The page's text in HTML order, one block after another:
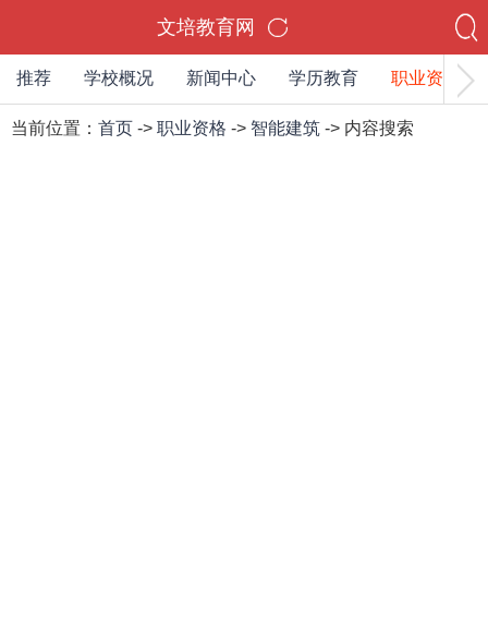
文培教育网
推荐 学校概况 新闻中心 学历教育 职业资格
当前位置： 首页 -> 职业资格 -> 智能建筑 -> 内容搜索